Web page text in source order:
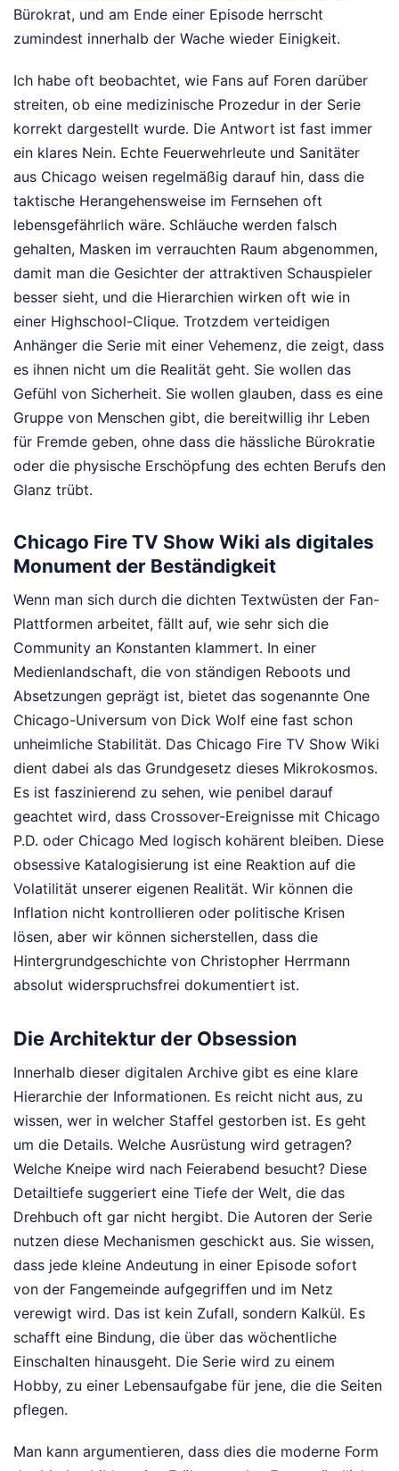
Bürokrat, und am Ende einer Episode herrscht
zumindest innerhalb der Wache wieder Einigkeit.
Ich habe oft beobachtet, wie Fans auf Foren darüber
streiten, ob eine medizinische Prozedur in der Serie
korrekt dargestellt wurde. Die Antwort ist fast immer
ein klares Nein. Echte Feuerwehrleute und Sanitäter
aus Chicago weisen regelmäßig darauf hin, dass die
taktische Herangehensweise im Fernsehen oft
lebensgefährlich wäre. Schläuche werden falsch
gehalten, Masken im verrauchten Raum abgenommen,
damit man die Gesichter der attraktiven Schauspieler
besser sieht, und die Hierarchien wirken oft wie in
einer Highschool-Clique. Trotzdem verteidigen
Anhänger die Serie mit einer Vehemenz, die zeigt, dass
es ihnen nicht um die Realität geht. Sie wollen das
Gefühl von Sicherheit. Sie wollen glauben, dass es eine
Gruppe von Menschen gibt, die bereitwillig ihr Leben
für Fremde geben, ohne dass die hässliche Bürokratie
oder die physische Erschöpfung des echten Berufs den
Glanz trübt.
Chicago Fire TV Show Wiki als digitales
Monument der Beständigkeit
Wenn man sich durch die dichten Textwüsten der Fan-
Plattformen arbeitet, fällt auf, wie sehr sich die
Community an Konstanten klammert. In einer
Medienlandschaft, die von ständigen Reboots und
Absetzungen geprägt ist, bietet das sogenannte One
Chicago-Universum von Dick Wolf eine fast schon
unheimliche Stabilität. Das Chicago Fire TV Show Wiki
dient dabei als das Grundgesetz dieses Mikrokosmos.
Es ist faszinierend zu sehen, wie penibel darauf
geachtet wird, dass Crossover-Ereignisse mit Chicago
P.D. oder Chicago Med logisch kohärent bleiben. Diese
obsessive Katalogisierung ist eine Reaktion auf die
Volatilität unserer eigenen Realität. Wir können die
Inflation nicht kontrollieren oder politische Krisen
lösen, aber wir können sicherstellen, dass die
Hintergrundgeschichte von Christopher Herrmann
absolut widerspruchsfrei dokumentiert ist.
Die Architektur der Obsession
Innerhalb dieser digitalen Archive gibt es eine klare
Hierarchie der Informationen. Es reicht nicht aus, zu
wissen, wer in welcher Staffel gestorben ist. Es geht
um die Details. Welche Ausrüstung wird getragen?
Welche Kneipe wird nach Feierabend besucht? Diese
Detailtiefe suggeriert eine Tiefe der Welt, die das
Drehbuch oft gar nicht hergibt. Die Autoren der Serie
nutzen diese Mechanismen geschickt aus. Sie wissen,
dass jede kleine Andeutung in einer Episode sofort
von der Fangemeinde aufgegriffen und im Netz
verewigt wird. Das ist kein Zufall, sondern Kalkül. Es
schafft eine Bindung, die über das wöchentliche
Einschalten hinausgeht. Die Serie wird zu einem
Hobby, zu einer Lebensaufgabe für jene, die die Seiten
pflegen.
Man kann argumentieren, dass dies die moderne Form